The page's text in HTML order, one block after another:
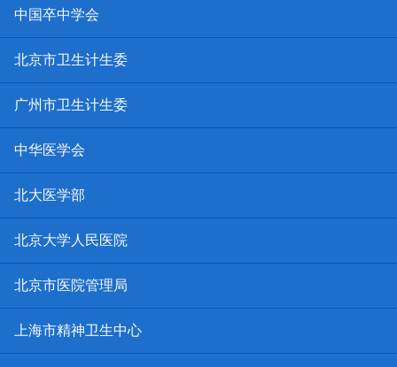
中国卒中学会
北京市卫生计生委
广州市卫生计生委
中华医学会
北大医学部
北京大学人民医院
北京市医院管理局
上海市精神卫生中心